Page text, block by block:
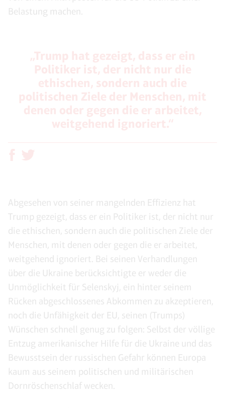
Belastung machen.
Abgesehen von seiner mangelnden Effizienz hat
Trump gezeigt, dass er ein Politiker ist, der nicht nur
die ethischen, sondern auch die politischen Ziele der
Menschen, mit denen oder gegen die er arbeitet,
weitgehend ignoriert. Bei seinen Verhandlungen
über die Ukraine berücksichtigte er weder die
Unmöglichkeit für Selenskyj, ein hinter seinem
Rücken abgeschlossenes Abkommen zu akzeptieren,
noch die Unfähigkeit der EU, seinen (Trumps)
Wünschen schnell genug zu folgen: Selbst der völlige
Entzug amerikanischer Hilfe für die Ukraine und das
Bewusstsein der russischen Gefahr können Europa
kaum aus seinem politischen und militärischen
Dornröschenschlaf wecken.